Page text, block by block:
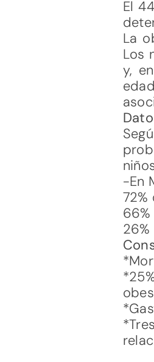
El
La
Los
y,
-En